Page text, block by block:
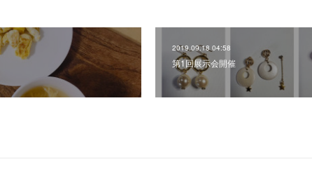
2019.09.18 04:58
第1回展示会開催